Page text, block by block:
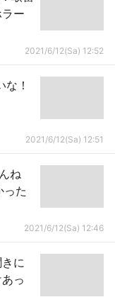
ー
2021/6/12(Sa) 12:52
な！
2021/6/12(Sa) 12:51
ね
た
2021/6/12(Sa) 12:46
に
っ